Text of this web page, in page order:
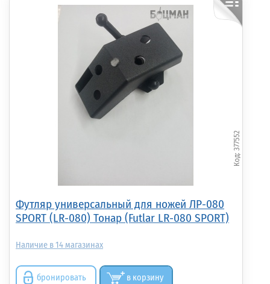
Футляр универсальный для ножей ЛР-080
SPORT (LR-080) Тонар (Futlar LR-080 SPORT)
377552
14
бронировать в корзину